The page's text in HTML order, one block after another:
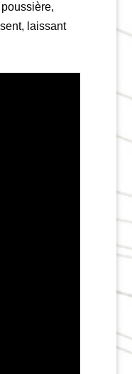
laissant